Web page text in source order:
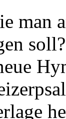
man